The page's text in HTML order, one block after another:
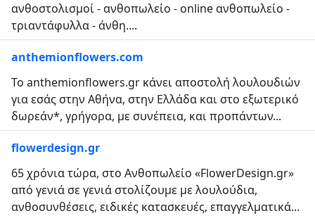
ανθοστολισμοί - ανθοπωλείο - online ανθοπωλείο -
τριαντάφυλλα - άνθη....
anthemionflowers.com
Το anthemionflowers.gr κάνει αποστολή λουλουδιών
για εσάς στην Αθήνα, στην Ελλάδα και στο εξωτερικό
δωρεάν*, γρήγορα, με συνέπεια, και προπάντων...
flowerdesign.gr
65 χρόνια τώρα, στο Ανθοπωλείο «FlowerDesign.gr»
από γενιά σε γενιά στολίζουμε με λουλούδια,
ανθοσυνθέσεις, ειδικές κατασκευές, επαγγελματικά...